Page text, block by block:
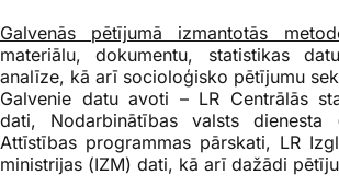
Galvenās pētījumā izmantotās
materiālu, dokumentu, statistikas
analīze, kā arī socioloģisko pētījumu
Galvenie datu avoti – LR Centrālās
dati, Nodarbinātības valsts dienesta
Attīstības programmas pārskati, LR
ministrijas (IZM) dati, kā arī dažādi